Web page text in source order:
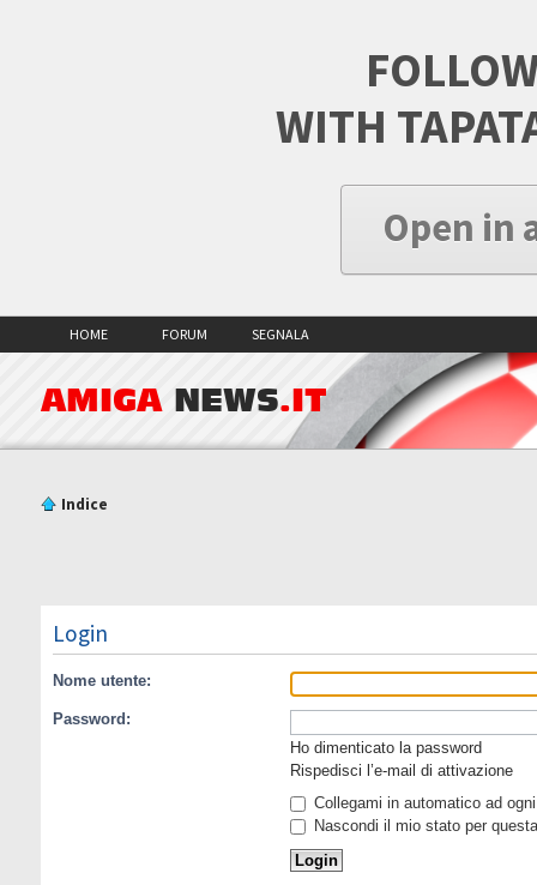
WITH
Open in
HOME FORUM SEGNALA
AMIGA NEWS.IT
Indice
Login
Nome utente:
Password:
Ho dimenticato la password
Rispedisci l’e-mail di attivazione
Collegami in automatico ad
Nascondi il mio stato per